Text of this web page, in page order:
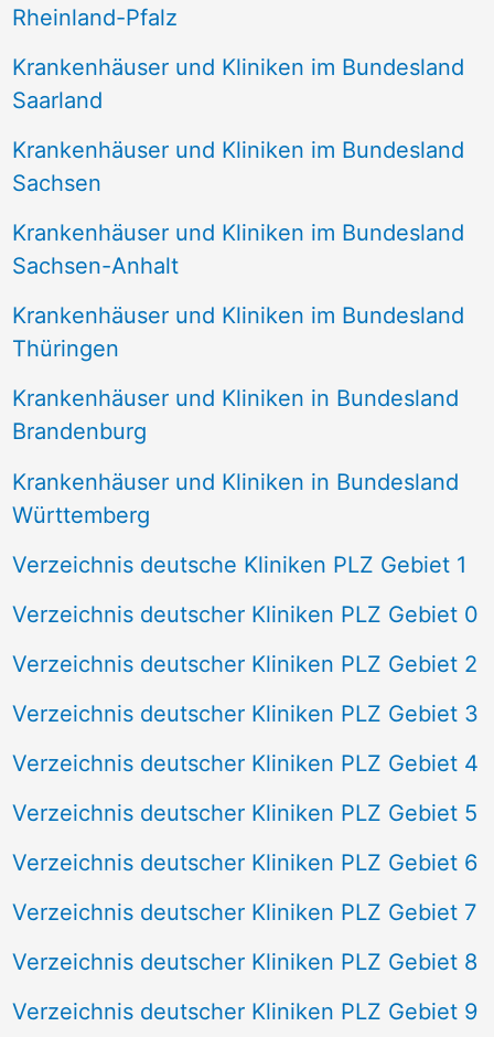
Rheinland-Pfalz
Krankenhäuser und Kliniken im Bundesland
Saarland
Krankenhäuser und Kliniken im Bundesland
Sachsen
Krankenhäuser und Kliniken im Bundesland
Sachsen-Anhalt
Krankenhäuser und Kliniken im Bundesland
Thüringen
Krankenhäuser und Kliniken in Bundesland
Brandenburg
Krankenhäuser und Kliniken in Bundesland
Württemberg
Verzeichnis deutsche Kliniken PLZ Gebiet 1
Verzeichnis deutscher Kliniken PLZ Gebiet 0
Verzeichnis deutscher Kliniken PLZ Gebiet 2
Verzeichnis deutscher Kliniken PLZ Gebiet 3
Verzeichnis deutscher Kliniken PLZ Gebiet 4
Verzeichnis deutscher Kliniken PLZ Gebiet 5
Verzeichnis deutscher Kliniken PLZ Gebiet 6
Verzeichnis deutscher Kliniken PLZ Gebiet 7
Verzeichnis deutscher Kliniken PLZ Gebiet 8
Verzeichnis deutscher Kliniken PLZ Gebiet 9